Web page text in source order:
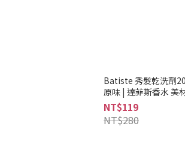
Batiste 秀髮乾洗劑
原味 | 達菲斯香水 美
NT$119
NT$280